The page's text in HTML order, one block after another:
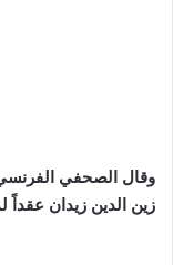
وقال الصحفي
زين الدين زيدان عقداً لمدة